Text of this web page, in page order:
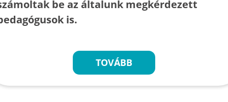
be az általunk megkérdezett
is.
TOVÁBB